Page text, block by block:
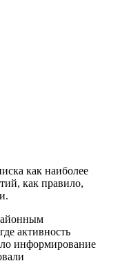
как наиболее
как правило,
активность
информирование